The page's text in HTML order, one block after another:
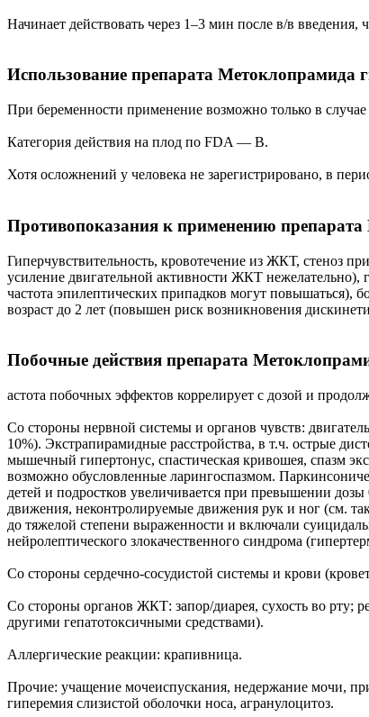
Начинает действовать через 1–3 мин после в/в
Использование препарата Метоклопрамида
При беременности применение возможно только в
Категория действия на плод по FDA — B.
Хотя осложнений у человека не зарегистрировано, в
Противопоказания к применению
Гиперчувствительность, кровотечение из ЖКТ, стеноз
усиление двигательной активности ЖКТ нежелательно),
частота эпилептических припадков могут повышаться),
возраст до 2 лет (повышен риск возникновения
Побочные действия препарата
астота побочных эффектов коррелирует с дозой и
Со стороны нервной системы и органов чувств:
10%). Экстрапирамидные расстройства, в т.ч. острые
мышечный гипертонус, спастическая кривошея, спазм
возможно обусловленные ларингоспазмом.
детей и подростков увеличивается при превышении
движения, неконтролируемые движения рук и ног (см.
до тяжелой степени выраженности и включали
нейролептического злокачественного синдрома
Со стороны сердечно-сосудистой системы и крови
Со стороны органов ЖКТ: запор/диарея, сухость во рту;
другими гепатотоксичными средствами).
Аллергические реакции: крапивница.
Прочие: учащение мочеиспускания, недержание мочи,
гиперемия слизистой оболочки носа, агранулоцитоз.